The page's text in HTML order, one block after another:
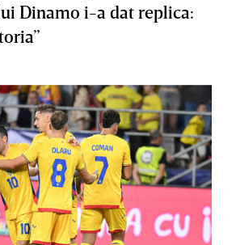
Dinamo i-a dat replica: